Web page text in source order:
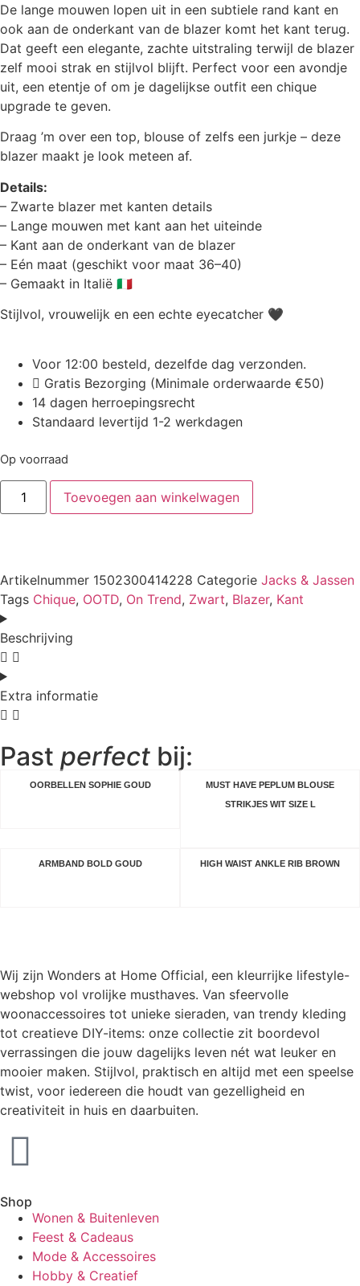
De lange mouwen lopen uit in een subtiele rand kant en
ook aan de onderkant van de blazer komt het kant terug.
Dat geeft een elegante, zachte uitstraling terwijl de blazer
zelf mooi strak en stijlvol blijft. Perfect voor een avondje
uit, een etentje of om je dagelijkse outfit een chique
upgrade te geven.
Draag ’m over een top, blouse of zelfs een jurkje – deze
blazer maakt je look meteen af.
Details:
– Zwarte blazer met kanten details
– Lange mouwen met kant aan het uiteinde
– Kant aan de onderkant van de blazer
– Eén maat (geschikt voor maat 36–40)
– Gemaakt in Italië 🇮🇹
Stijlvol, vrouwelijk en een echte eyecatcher 🖤
Voor 12:00 besteld, dezelfde dag verzonden.
Gratis Bezorging (Minimale orderwaarde €50)
14 dagen herroepingsrecht
Standaard levertijd 1-2 werkdagen
Op voorraad
Toevoegen aan winkelwagen
Artikelnummer 1502300414228 Categorie Jacks & Jassen
Tags Chique, OOTD, On Trend, Zwart, Blazer, Kant
Beschrijving
Extra informatie
Past perfect bij:
OORBELLEN SOPHIE GOUD
MUST HAVE PEPLUM BLOUSE
STRIKJES WIT SIZE L
ARMBAND BOLD GOUD HIGH WAIST ANKLE RIB BROWN
Wij zijn Wonders at Home Official, een kleurrijke lifestyle-
webshop vol vrolijke musthaves. Van sfeervolle
woonaccessoires tot unieke sieraden, van trendy kleding
tot creatieve DIY-items: onze collectie zit boordevol
verrassingen die jouw dagelijks leven nét wat leuker en
mooier maken. Stijlvol, praktisch en altijd met een speelse
twist, voor iedereen die houdt van gezelligheid en
creativiteit in huis en daarbuiten.
Shop
Wonen & Buitenleven
Feest & Cadeaus
Mode & Accessoires
Hobby & Creatief